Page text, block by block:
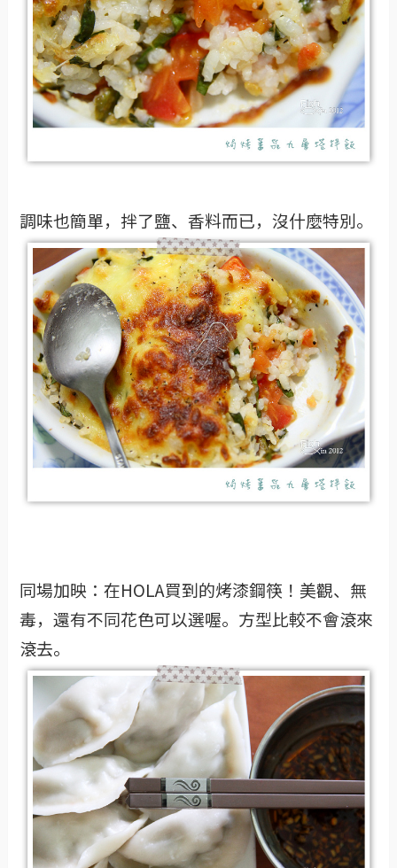
調味也簡單，拌了鹽、香料而已，沒什麼特別。
同場加映：在HOLA買到的烤漆鋼筷！美觀、無
毒，還有不同花色可以選喔。方型比較不會滾來
滾去。